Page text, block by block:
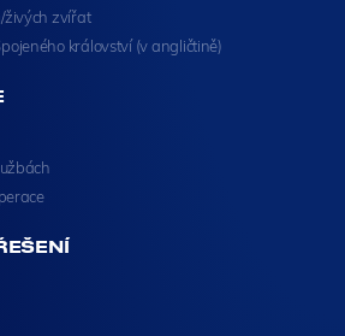
živých zvířat
království (v angličtině)